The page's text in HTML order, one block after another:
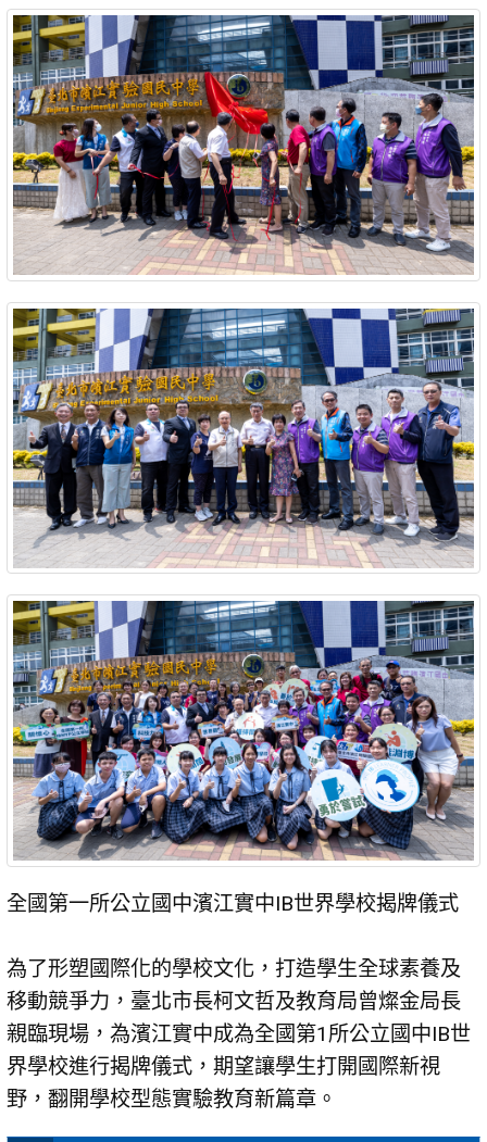
全國第一所公立國中濱江實中IB世界學校揭牌儀式
為了形塑國際化的學校文化，打造學生全球素養及
移動競爭力，臺北市長柯文哲及教育局曾燦金局長
親臨現場，為濱江實中成為全國第1所公立國中IB世
界學校進行揭牌儀式，期望讓學生打開國際新視
野，翻開學校型態實驗教育新篇章。